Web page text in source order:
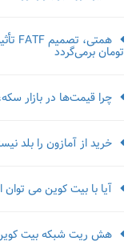
تومان برمی‌گردد
چرا قیمت‌ها در بازار
خرید از آمازون را بلد
آیا با بیت کوین می توان
هش ریت شبکه بیت کوین در